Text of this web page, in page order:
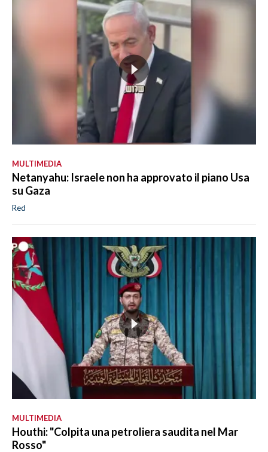
MULTIMEDIA
Netanyahu: Israele non ha approvato il piano Usa
su Gaza
Red
MULTIMEDIA
Houthi: "Colpita una petroliera saudita nel Mar
Rosso"